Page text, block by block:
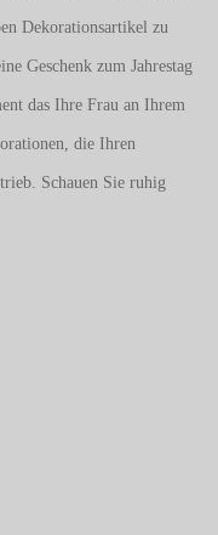
Dekorationsartikel zu
Geschenk zum Jahrestag
das Ihre Frau an Ihrem
die Ihren
Schauen Sie ruhig